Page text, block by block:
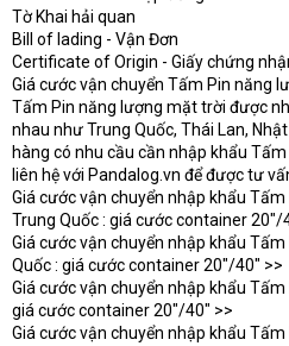
Tờ Khai hải quan
Bill of lading - Vận Đơn
Certificate of Origin - Giấy chứng
Giá cước vận chuyển Tấm Pin năng
Tấm Pin năng lượng mặt trời được
nhau như Trung Quốc, Thái Lan,
hàng có nhu cầu cần nhập khẩu
liên hệ với Pandalog.vn để được tư
Giá cước vận chuyển nhập khẩu
Trung Quốc : giá cước container 20"/
Giá cước vận chuyển nhập khẩu
Quốc : giá cước container 20"/40" >>
Giá cước vận chuyển nhập khẩu
giá cước container 20"/40" >>
Giá cước vận chuyển nhập khẩu